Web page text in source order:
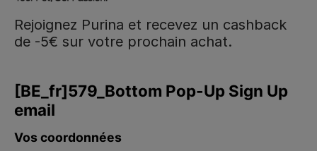
Rejoignez Purina et recevez un cashback
de -5€ sur votre prochain achat.